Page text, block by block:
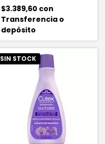
$3.389,60 con
Transferencia o
depósito
SIN STOCK